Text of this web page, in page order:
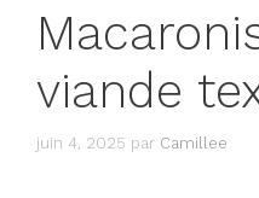
viande
juin 4, 2025 par Camillee